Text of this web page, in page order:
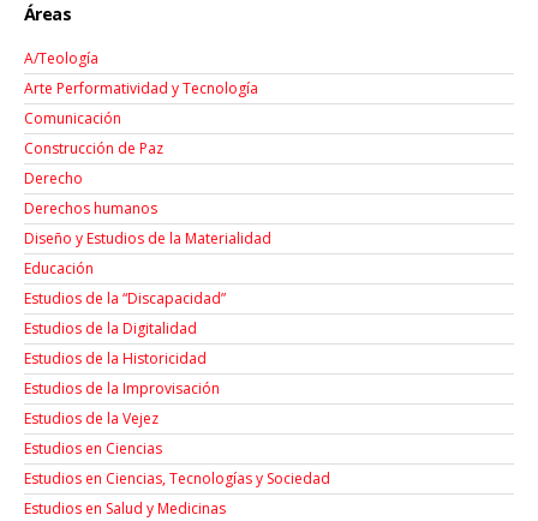
Áreas
A/Teología
Arte Performatividad y Tecnología
Comunicación
Construcción de Paz
Derecho
Derechos humanos
Diseño y Estudios de la Materialidad
Educación
Estudios de la “Discapacidad”
Estudios de la Digitalidad
Estudios de la Historicidad
Estudios de la Improvisación
Estudios de la Vejez
Estudios en Ciencias
Estudios en Ciencias, Tecnologías y Sociedad
Estudios en Salud y Medicinas